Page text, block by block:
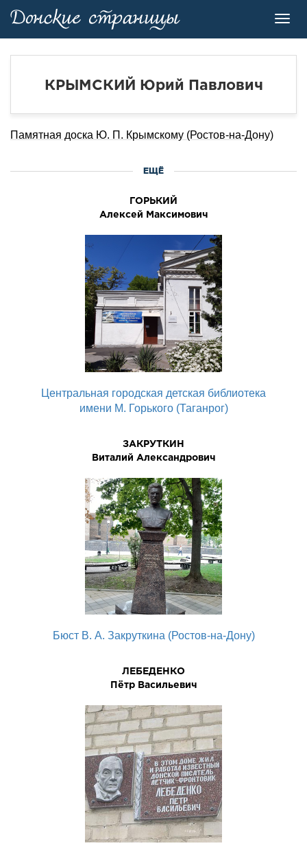
КРЫМСКИЙ Юрий Павлович
Памятная доска Ю. П. Крымскому (Ростов-на-Дону)
ЕЩЁ
ГОРЬКИЙ
Алексей Максимович
Центральная городская детская библиотека
имени М. Горького (Таганрог)
ЗАКРУТКИН
Виталий Александрович
Бюст В. А. Закруткина (Ростов-на-Дону)
ЛЕБЕДЕHКО
Пётp Васильевич